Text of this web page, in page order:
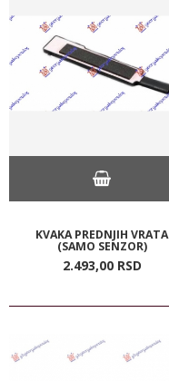
KVAKA PREDNJIH VRATA
(SAMO SENZOR)
2.493,00 RSD